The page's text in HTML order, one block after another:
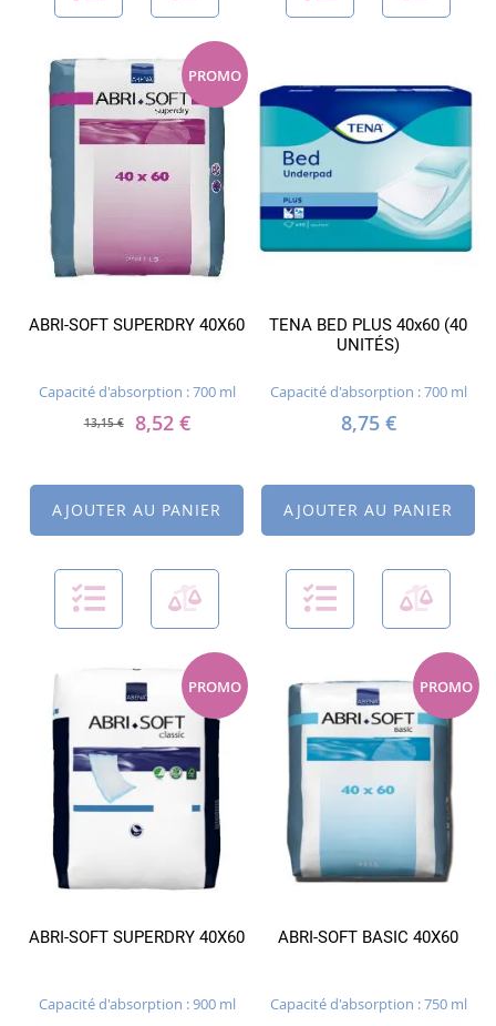
ABRI-SOFT SUPERDRY 40X60
Capacité d'absorption : 700 ml
PROMO
13,15 € 8,52 €
AJOUTER AU PANIER
TENA BED PLUS 40x60 (40
UNITÉS)
Capacité d'absorption : 700 ml
8,75 €
AJOUTER AU PANIER
ABRI-SOFT SUPERDRY 40X60
Capacité d'absorption : 900 ml
PROMO
ABRI-SOFT BASIC 40X60
Capacité d'absorption : 750 ml
PROMO